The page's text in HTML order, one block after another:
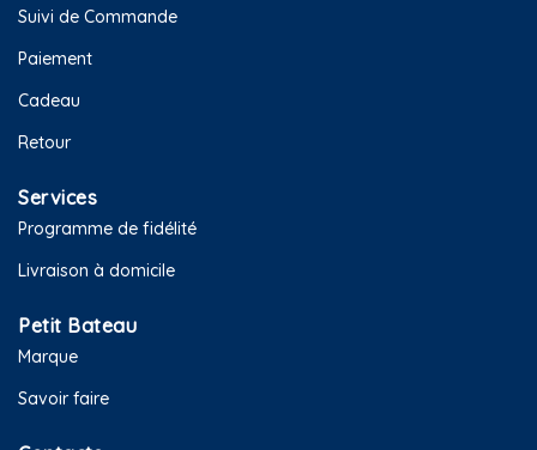
Suivi de Commande
Paiement
Cadeau
Retour
Services
Programme de fidélité
Livraison à domicile
Petit Bateau
Marque
Savoir faire